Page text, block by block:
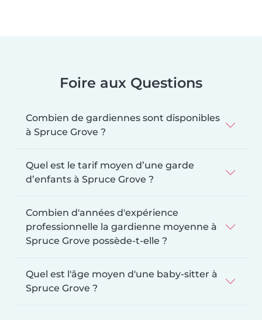
Foire aux Questions
Combien de gardiennes sont disponibles
à Spruce Grove ?
Quel est le tarif moyen d’une garde
d’enfants à Spruce Grove ?
Combien d'années d'expérience
professionnelle la gardienne moyenne à
Spruce Grove possède-t-elle ?
Quel est l'âge moyen d'une baby-sitter à
Spruce Grove ?